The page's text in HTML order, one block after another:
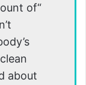
of
about